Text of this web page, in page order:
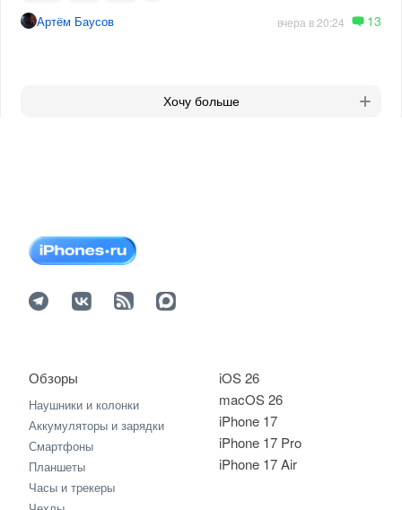
Артём Баусов вчера в 20:24 13
Хочу больше
iOS 26
macOS 26
iPhone 17
iPhone 17 Pro
iPhone 17 Air
Обзоры
Наушники и колонки
Аккумуляторы и зарядки
Смартфоны
Планшеты
Часы и трекеры